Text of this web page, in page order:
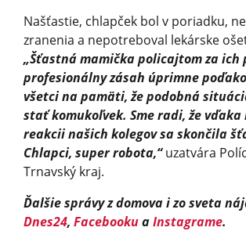
Našťastie, chlapček bol v poriadku,
zranenia a nepotreboval lekárske
„Šťastná mamička policajtom za ich
profesionálny zásah úprimne
všetci na pamäti, že podobná
stať komukoľvek. Sme radi, že
reakcii našich kolegov sa skončila
Chlapci, super robota,“uzatvára
Trnavský kraj.
Ďalšie správy z domova i zo sveta
Dnes24, FacebookuaInstagrame.